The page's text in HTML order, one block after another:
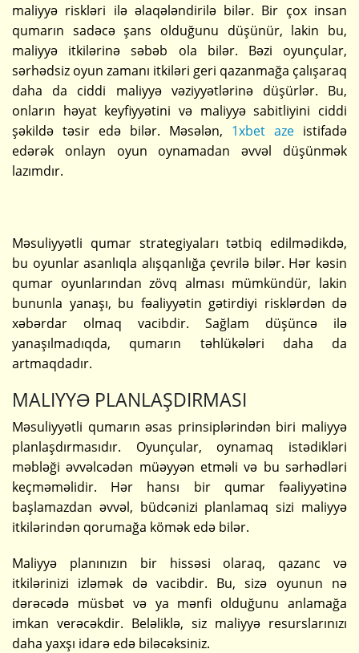
maliyyə riskləri ilə əlaqələndirilə bilər. Bir çox insan
qumarın sadəcə şans olduğunu düşünür, lakin bu,
maliyyə itkilərinə səbəb ola bilər. Bəzi oyunçular,
sərhədsiz oyun zamanı itkiləri geri qazanmağa çalışaraq
daha da ciddi maliyyə vəziyyətlərinə düşürlər. Bu,
onların həyat keyfiyyətini və maliyyə sabitliyini ciddi
şəkildə təsir edə bilər. Məsələn, 1xbet aze istifadə
edərək onlayn oyun oynamadan əvvəl düşünmək
lazımdır.
Məsuliyyətli qumar strategiyaları tətbiq edilmədikdə,
bu oyunlar asanlıqla alışqanlığa çevrilə bilər. Hər kəsin
qumar oyunlarından zövq alması mümkündür, lakin
bununla yanaşı, bu fəaliyyətin gətirdiyi risklərdən də
xəbərdar olmaq vacibdir. Sağlam düşüncə ilə
yanaşılmadıqda, qumarın təhlükələri daha da
artmaqdadır.
MALIYYƏ PLANLAŞDIRMASI
Məsuliyyətli qumarın əsas prinsiplərindən biri maliyyə
planlaşdırmasıdır. Oyunçular, oynamaq istədikləri
məbləği əvvəlcədən müəyyən etməli və bu sərhədləri
keçməməlidir. Hər hansı bir qumar fəaliyyətinə
başlamazdan əvvəl, büdcənizi planlamaq sizi maliyyə
itkilərindən qorumağa kömək edə bilər.
Maliyyə planınızın bir hissəsi olaraq, qazanc və
itkilərinizi izləmək də vacibdir. Bu, sizə oyunun nə
dərəcədə müsbət və ya mənfi olduğunu anlamağa
imkan verəcəkdir. Beləliklə, siz maliyyə resurslarınızı
daha yaxşı idarə edə biləcəksiniz.